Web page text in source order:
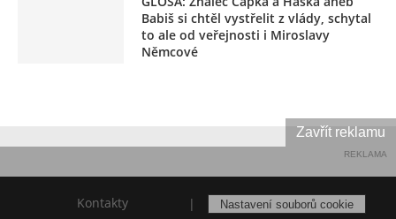
Babiš si chtěl vystřelit z vlády, schytal
to ale od veřejnosti i Miroslavy
Němcové
REKLAMA
Kontakty
| Nastavení souborů cookie
Zavřít reklamu